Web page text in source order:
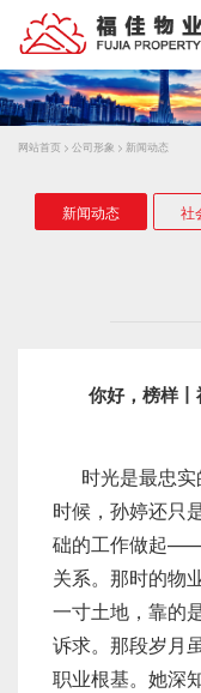
网站首页 > 公司形象 > 新闻动态
新闻动态 社
你好，榜样
时光是最忠
时候，孙婷还只
础的工作做起
关系。那时的物
一寸土地，靠的
诉求。那段岁月
职业根基。她深